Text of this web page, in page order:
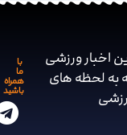
اخبار ورزشی
لحظه های
همراه
باشید